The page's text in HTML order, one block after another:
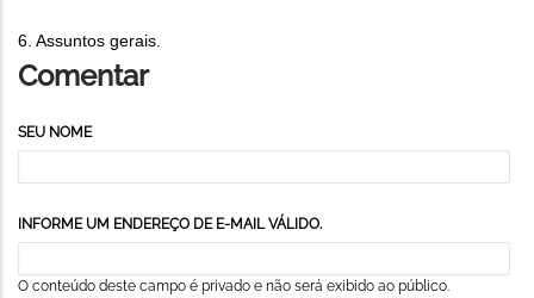
6. Assuntos gerais.
Comentar
SEU NOME
INFORME UM ENDEREÇO DE E-MAIL VÁLIDO.
O conteúdo deste campo é privado e não será exibido ao público.